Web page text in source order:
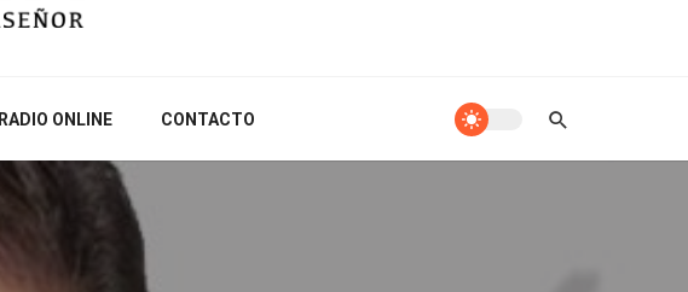
RADIO ONLINE CONTACTO